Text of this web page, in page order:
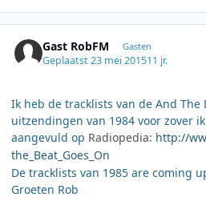
Gast RobFM Gasten
Geplaatst23 mei 201511 jr.
Ik heb de tracklists van de And The
uitzendingen van 1984 voor zover
aangevuld op Radiopedia: http://
the_Beat_Goes_On
De tracklists van 1985 are coming
Groeten Rob